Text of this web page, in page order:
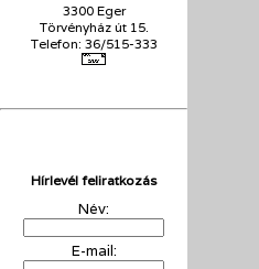
3300 Eger
Törvényház út 15.
Telefon: 36/515-333
Hírlevél feliratkozás
Név:
E-mail: